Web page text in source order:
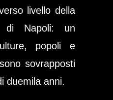
livello della
di Napoli: un
popoli e
sovrapposti
duemila anni.